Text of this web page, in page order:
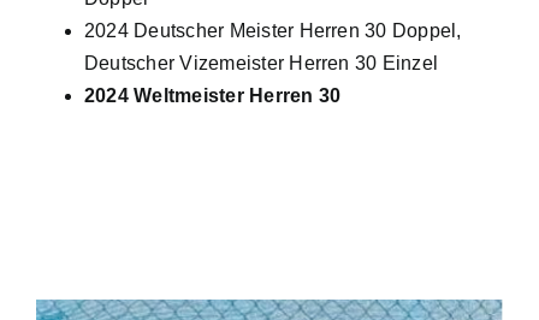
2024 Deutscher Meister Herren 30 Doppel,
Deutscher Vizemeister Herren 30 Einzel
2024 Weltmeister Herren 30